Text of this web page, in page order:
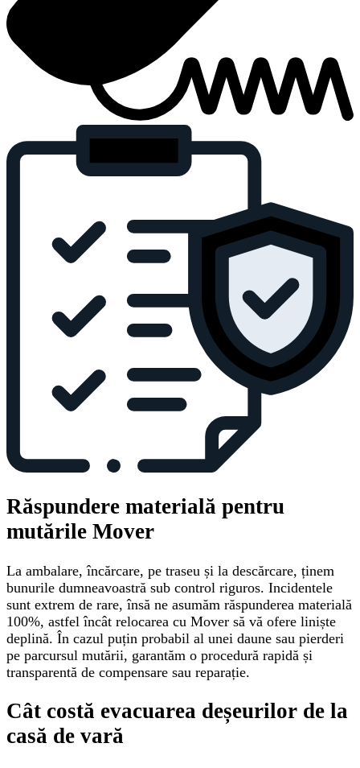
Răspundere materială pentru
mutările Mover
La ambalare, încărcare, pe traseu și la descărcare, ținem
bunurile dumneavoastră sub control riguros. Incidentele
sunt extrem de rare, însă ne asumăm răspunderea materială
100%, astfel încât relocarea cu Mover să vă ofere liniște
deplină. În cazul puțin probabil al unei daune sau pierderi
pe parcursul mutării, garantăm o procedură rapidă și
transparentă de compensare sau reparație.
Cât costă evacuarea deșeurilor de la
casă de vară